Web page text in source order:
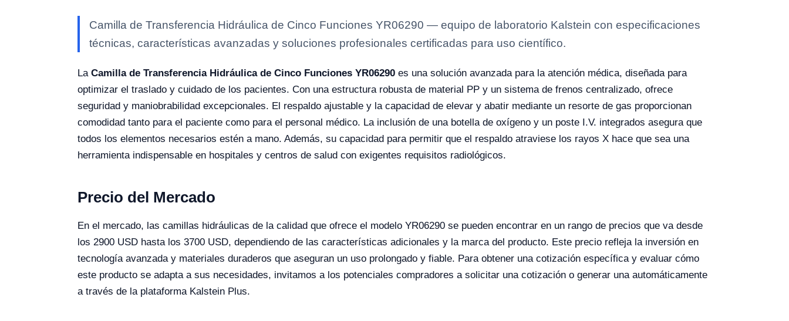
Camilla de Transferencia Hidráulica de Cinco Funciones YR06290 — equipo de laboratorio Kalstein con especificaciones
técnicas, características avanzadas y soluciones profesionales certificadas para uso científico.
La Camilla de Transferencia Hidráulica de Cinco Funciones YR06290 es una solución avanzada para la atención médica, diseñada para
optimizar el traslado y cuidado de los pacientes. Con una estructura robusta de material PP y un sistema de frenos centralizado, ofrece
seguridad y maniobrabilidad excepcionales. El respaldo ajustable y la capacidad de elevar y abatir mediante un resorte de gas proporcionan
comodidad tanto para el paciente como para el personal médico. La inclusión de una botella de oxígeno y un poste I.V. integrados asegura que
todos los elementos necesarios estén a mano. Además, su capacidad para permitir que el respaldo atraviese los rayos X hace que sea una
herramienta indispensable en hospitales y centros de salud con exigentes requisitos radiológicos.
Precio del Mercado
En el mercado, las camillas hidráulicas de la calidad que ofrece el modelo YR06290 se pueden encontrar en un rango de precios que va desde
los 2900 USD hasta los 3700 USD, dependiendo de las características adicionales y la marca del producto. Este precio refleja la inversión en
tecnología avanzada y materiales duraderos que aseguran un uso prolongado y fiable. Para obtener una cotización específica y evaluar cómo
este producto se adapta a sus necesidades, invitamos a los potenciales compradores a solicitar una cotización o generar una automáticamente
a través de la plataforma Kalstein Plus.